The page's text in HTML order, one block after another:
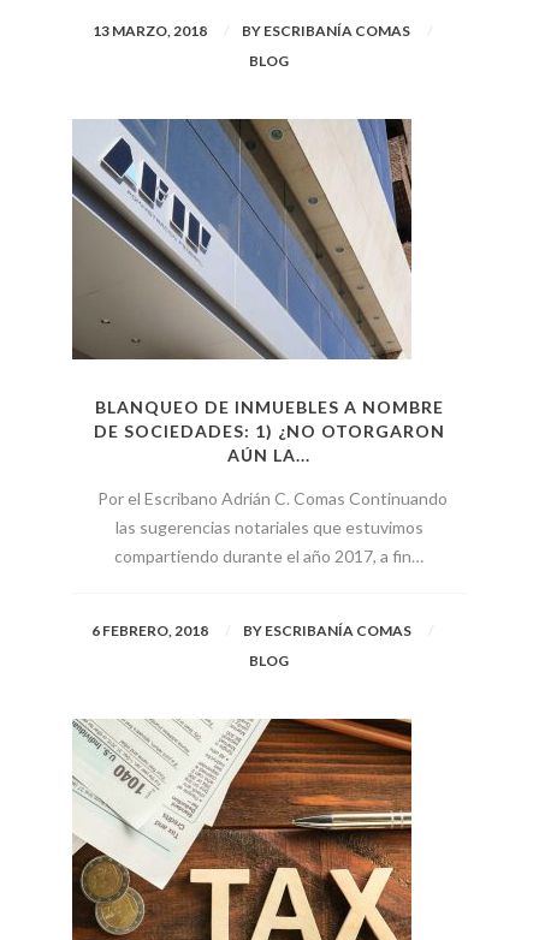
13 MARZO, 2018 BY ESCRIBANÍA COMAS
BLOG
BLANQUEO DE INMUEBLES A NOMBRE
DE SOCIEDADES: 1) ¿NO OTORGARON
AÚN LA...
Por el Escribano Adrián C. Comas Continuando
las sugerencias notariales que estuvimos
compartiendo durante el año 2017, a fin…
6 FEBRERO, 2018 BY ESCRIBANÍA COMAS
BLOG